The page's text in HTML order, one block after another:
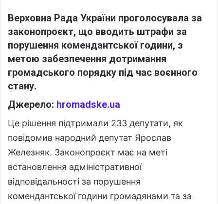
Верховна Рада України проголосувала за
законопроєкт, що вводить штрафи за
порушення комендантської години, з
метою забезпечення дотримання
громадського порядку під час воєнного
стану.
Джерело: hromadske.ua
Це рішення підтримали 233 депутати, як
повідомив народний депутат Ярослав
Железняк. Законопроєкт має на меті
встановлення адміністративної
відповідальності за порушення
комендантської години громадянами та за